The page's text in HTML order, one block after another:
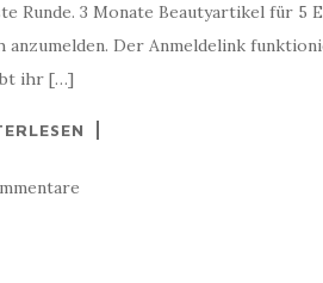
Runde. 3 Monate Beautyartikel für 5
anzumelden. Der Anmeldelink
ihr […]